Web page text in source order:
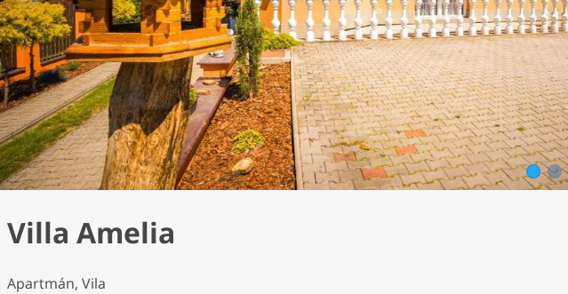
1 2
Villa Amelia
Apartmán, Vila